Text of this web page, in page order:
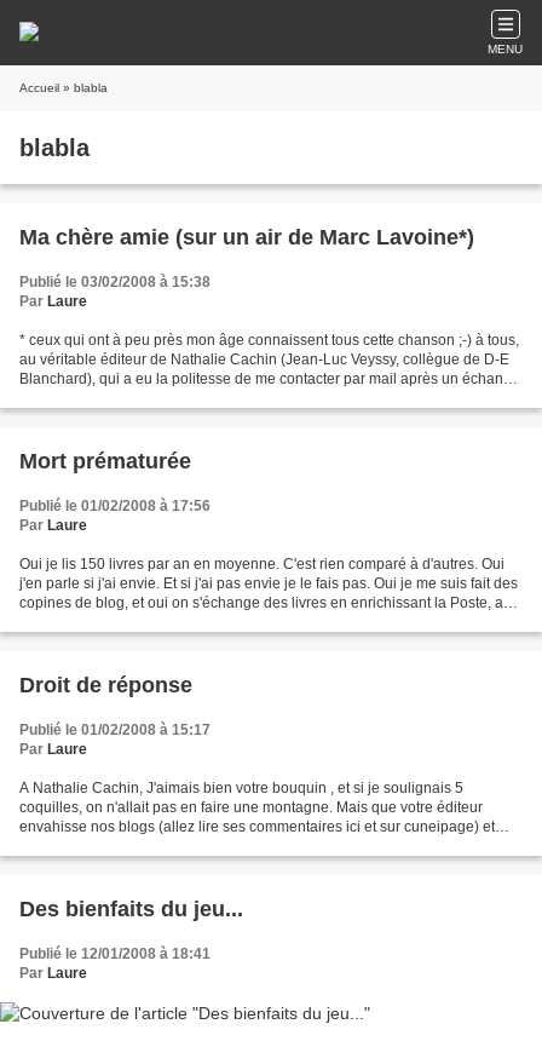
MENU
Accueil » blabla
blabla
Ma chère amie (sur un air de Marc Lavoine*)
Publié le 03/02/2008 à 15:38
Par Laure
* ceux qui ont à peu près mon âge connaissent tous cette chanson ;-) à tous,
au véritable éditeur de Nathalie Cachin (Jean-Luc Veyssy, collègue de D-E
Blanchard), qui a eu la politesse de me contacter par mail après un échange
Mort prématurée
Publié le 01/02/2008 à 17:56
Par Laure
Oui je lis 150 livres par an en moyenne. C'est rien comparé à d'autres. Oui
j'en parle si j'ai envie. Et si j'ai pas envie je le fais pas. Oui je me suis fait des
copines de blog, et oui on s'échange des livres en enrichissant la Poste, au
Droit de réponse
Publié le 01/02/2008 à 15:17
Par Laure
A Nathalie Cachin, J'aimais bien votre bouquin , et si je soulignais 5
coquilles, on n'allait pas en faire une montagne. Mais que votre éditeur
envahisse nos blogs (allez lire ses commentaires ici et sur cuneipage) et
Des bienfaits du jeu...
Publié le 12/01/2008 à 18:41
Par Laure